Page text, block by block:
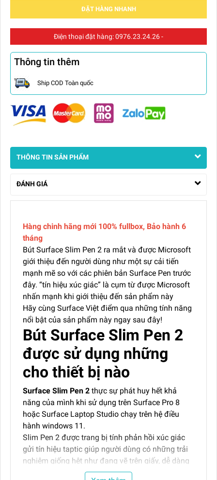
ĐẶT HÀNG NHANH
Điện thoại đặt hàng:0976.23.24.26-
Thông tin thêm
Ship COD Toàn quốc
THÔNG TIN SẢN PHẨM
ĐÁNH GIÁ
Hàng chinh hãng mới 100% fullbox, Bảo hành 6
tháng
Bút Surface Slim Pen 2 ra mắt và được Microsoft
giới thiệu đến người dùng như một sự cải tiến
mạnh mẽ so với các phiên bản Surface Pen trước
đây. “tín hiệu xúc giác” là cụm từ được Microsoft
nhấn mạnh khi giới thiệu đến sản phẩm này
Hãy cùng Surface Việt điểm qua những tính năng
nổi bật của sản phẩm này ngay sau đây!
Bút Surface Slim Pen 2
được sử dụng những
cho thiết bị nào
Surface Slim Pen 2 thực sự phát huy hết khả
năng của mình khi sử dụng trên Surface Pro 8
hoặc Surface Laptop Studio chạy trên hệ điều
hành windows 11.
Slim Pen 2 được trang bị tính phản hồi xúc giác
gửi tín hiệu taptic giúp người dùng có những trải
nghiệm giống hệt như đang vẽ trên giấy, dễ dàng
phác thảo tô màu theo ý tưởng cá nhân.